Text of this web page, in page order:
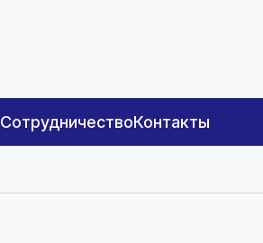
СотрудничествоКонтакты